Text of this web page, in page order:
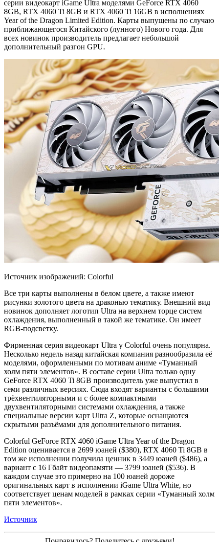
серии видеокарт iGame Ultra моделями GeForce RTX 4060
8GB, RTX 4060 Ti 8GB и RTX 4060 Ti 16GB в исполнениях
Year of the Dragon Limited Edition. Карты выпущены по случаю
приближающегося Китайского (лунного) Нового года. Для
всех новинок производитель предлагает небольшой
дополнительный разгон GPU.
Источник изображений: Colorful
Все три карты выполнены в белом цвете, а также имеют
рисунки золотого цвета на драконью тематику. Внешний вид
новинок дополняет логотип Ultra на верхнем торце систем
охлаждения, выполненный в такой же тематике. Он имеет
RGB-подсветку.
Фирменная серия видеокарт Ultra у Colorful очень популярна.
Несколько недель назад китайская компания разнообразила её
моделями, оформленными по мотивам аниме «Туманный
холм пяти элементов». В составе серии Ultra только одну
GeForce RTX 4060 Ti 8GB производитель уже выпустил в
семи различных версиях. Сюда входят варианты с большими
трёхвентиляторными и с более компактными
двухвентиляторными системами охлаждения, а также
специальные версии карт Ultra Z, которые оснащаются
скрытыми разъёмами для дополнительного питания.
Colorful GeForce RTX 4060 iGame Ultra Year of the Dragon
Edition оценивается в 2699 юаней ($380), RTX 4060 Ti 8GB в
том же исполнении получила ценник в 3449 юаней ($486), а
вариант с 16 Гбайт видеопамяти — 3799 юаней ($536). В
каждом случае это примерно на 100 юаней дороже
оригинальных карт в исполнении iGame Ultra White, но
соответствует ценам моделей в рамках серии «Туманный холм
пяти элементов».
Источник